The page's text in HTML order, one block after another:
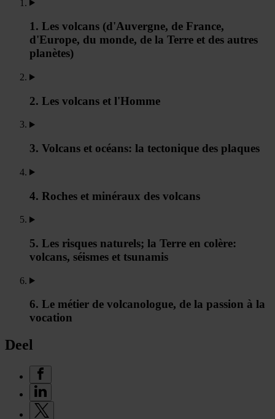
1. Les volcans (d'Auvergne, de France,
d'Europe, du monde, de la Terre et des autres
planètes)
2. Les volcans et l'Homme
3. Volcans et océans: la tectonique des plaques
4. Roches et minéraux des volcans
5. Les risques naturels; la Terre en colère:
volcans, séismes et tsunamis
6. Le métier de volcanologue, de la passion à la
vocation
Deel